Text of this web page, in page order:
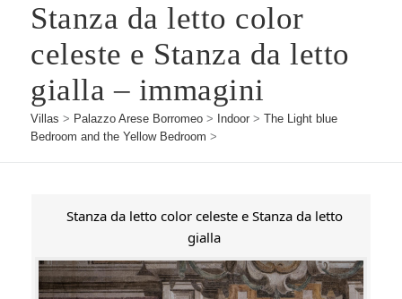
Stanza da letto color
celeste e Stanza da letto
gialla – immagini
Villas > Palazzo Arese Borromeo > Indoor >The Light blue
Bedroom and the Yellow Bedroom >
Stanza da letto color celeste e Stanza da letto
gialla